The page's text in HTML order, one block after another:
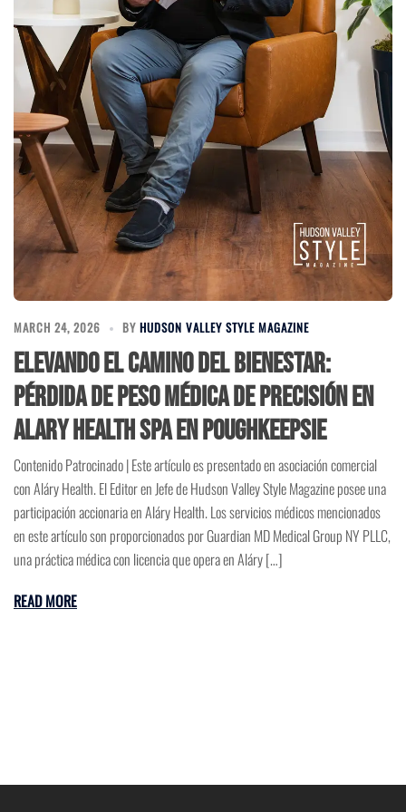
MARCH 24, 2026 BY HUDSON VALLEY STYLE MAGAZINE
Elevando el Camino del Bienestar:
Pérdida de Peso Médica de Precisión en
Alary Health Spa en Poughkeepsie
Contenido Patrocinado | Este artículo es presentado en asociación comercial
con Aláry Health. El Editor en Jefe de Hudson Valley Style Magazine posee una
participación accionaria en Aláry Health. Los servicios médicos mencionados
en este artículo son proporcionados por Guardian MD Medical Group NY PLLC,
una práctica médica con licencia que opera en Aláry […]
READ MORE